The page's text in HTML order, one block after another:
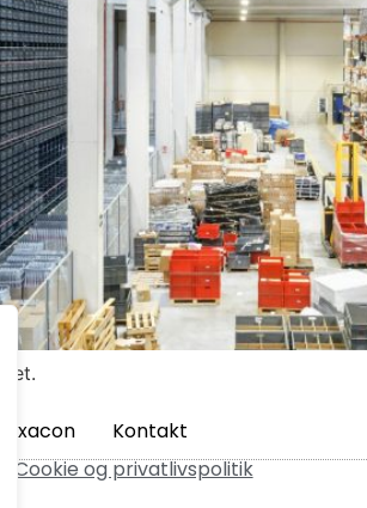
Axacon
Kontakt
Cookie og privatlivspolitik